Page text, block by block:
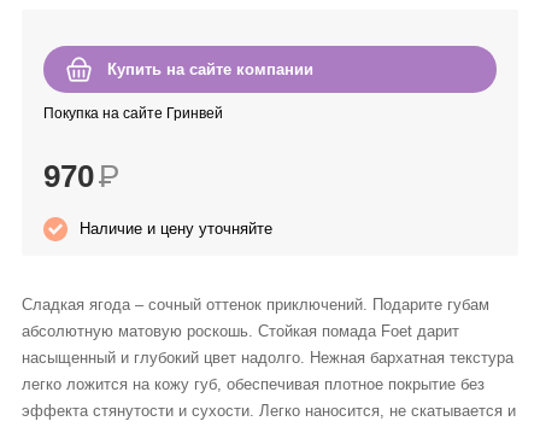
Intilia
Enjoy Care
Купить на сайте компании
Покупка на сайте Гринвей
970Р
Наличие и цену уточняйте
Сладкая ягода – сочный оттенок приключений. Подарите губам
абсолютную матовую роскошь. Стойкая помада Foet дарит
насыщенный и глубокий цвет надолго. Нежная бархатная текстура
легко ложится на кожу губ, обеспечивая плотное покрытие без
эффекта стянутости и сухости. Легко наносится, не скатывается и